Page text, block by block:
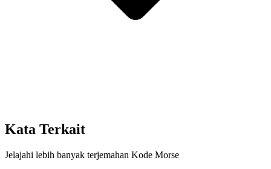
Kata Terkait
Jelajahi lebih banyak terjemahan Kode Morse